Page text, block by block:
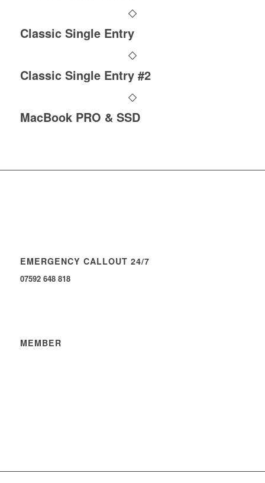
Classic Single Entry
Classic Single Entry #2
MacBook PRO & SSD
EMERGENCY CALLOUT 24/7
07592 648 818
MEMBER